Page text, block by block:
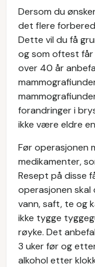
Dersom du
det flere
Dette vil du få
og som oftest får
over 40 år
forandringer i
ikke være eldre
Før operasjonen
medikamenter,
Resept på disse
operasjonen skal
vann, saft, te og
ikke tygge
røyke. Det
3 uker før og
alkohol etter